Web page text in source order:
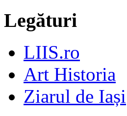
Legături
LIIS.ro
Art Historia
Ziarul de Iași